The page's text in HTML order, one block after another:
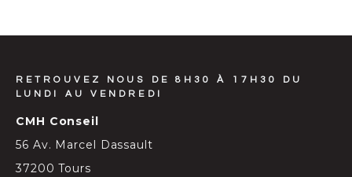
RETROUVEZ NOUS DE 8H30 À 17H30 DU
LUNDI AU VENDREDI
CMH Conseil
56 Av. Marcel Dassault
37200 Tours